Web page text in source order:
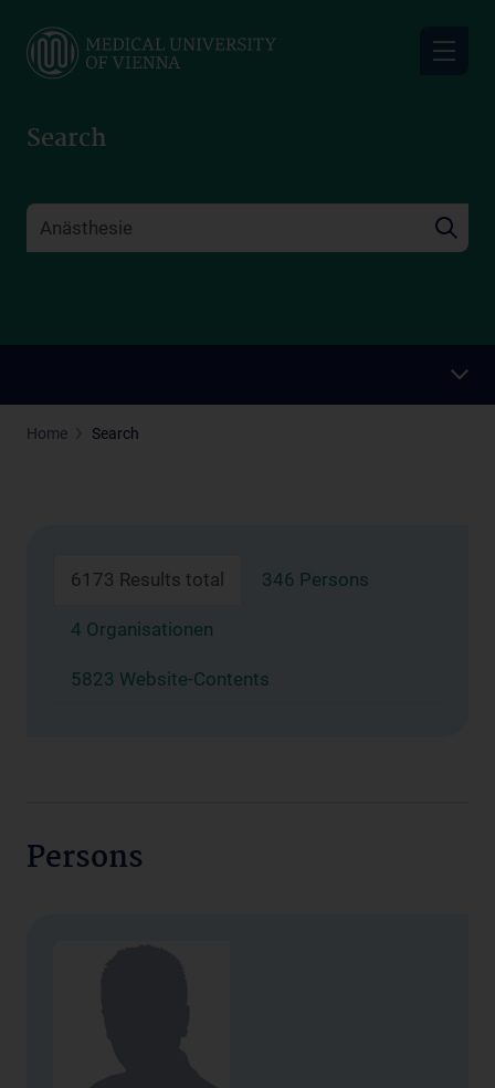
main
Search
Home Search
6173 Results total 346 Persons
4 Organisationen
5823 Website-Contents
Persons